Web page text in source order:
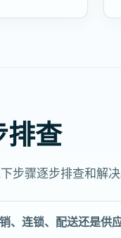
排查
步骤逐步排查和解
、连锁、配送还是供